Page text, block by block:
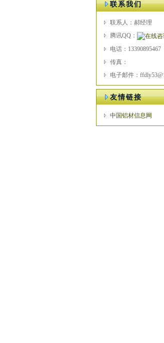
联系我们
联系人：郝经理
腾讯QQ：
电话：13390895467
传真：
电子邮件：
友情链接
中国铝材信息网